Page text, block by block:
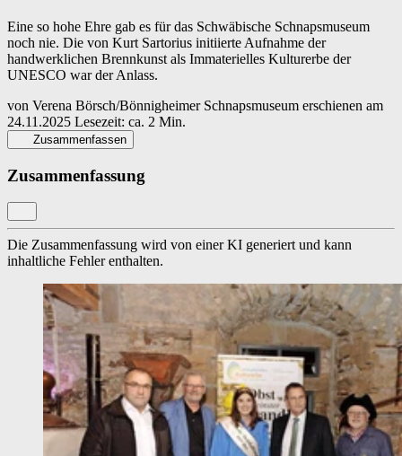
Eine so hohe Ehre gab es für das Schwäbische Schnapsmuseum
noch nie. Die von Kurt Sartorius initiierte Aufnahme der
handwerklichen Brennkunst als Immaterielles Kulturerbe der
UNESCO war der Anlass.
von Verena Börsch/Bönnigheimer Schnapsmuseum erschienen am
24.11.2025 Lesezeit: ca. 2 Min.
Zusammenfassen
Zusammenfassung
Die Zusammenfassung wird von einer KI generiert und kann
inhaltliche Fehler enthalten.